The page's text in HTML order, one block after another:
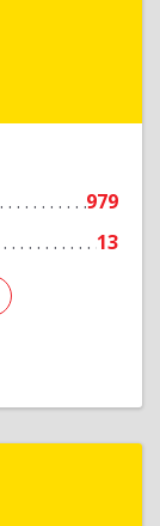
979
13
г, Марата